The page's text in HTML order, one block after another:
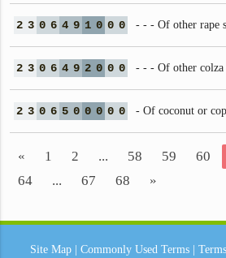
2 3 0 6 4 9 1 0 0 0 - - - Of other rape
2 3 0 6 4 9 2 0 0 0 - - - Of other colza
2 3 0 6 5 0 0 0 0 0 - Of coconut or
« 1 2 ... 58 59 60
64
... 67 68 »
Site Map Commonly Used Terms